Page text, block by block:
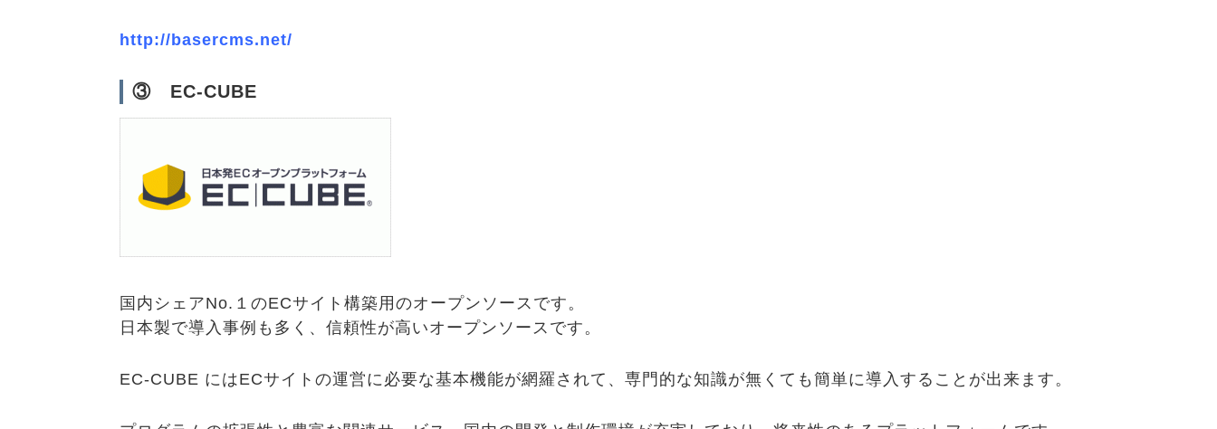
http://basercms.net/
③ EC-CUBE
国内シェアNo.１のECサイト構築用のオープンソースです。
日本製で導入事例も多く、信頼性が高いオープンソースです。
EC-CUBE にはECサイトの運営に必要な基本機能が網羅されて、専門的な知識が無くても簡単に導入することが出来ます。